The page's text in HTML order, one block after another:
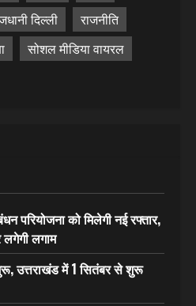
दिल्ली
राजनीति
सोशल मीडिया वायरल
परियोजना को मिलेगी नई रफ्तार,
लगाम
उत्तराखंड में 1 सितंबर से शुरू